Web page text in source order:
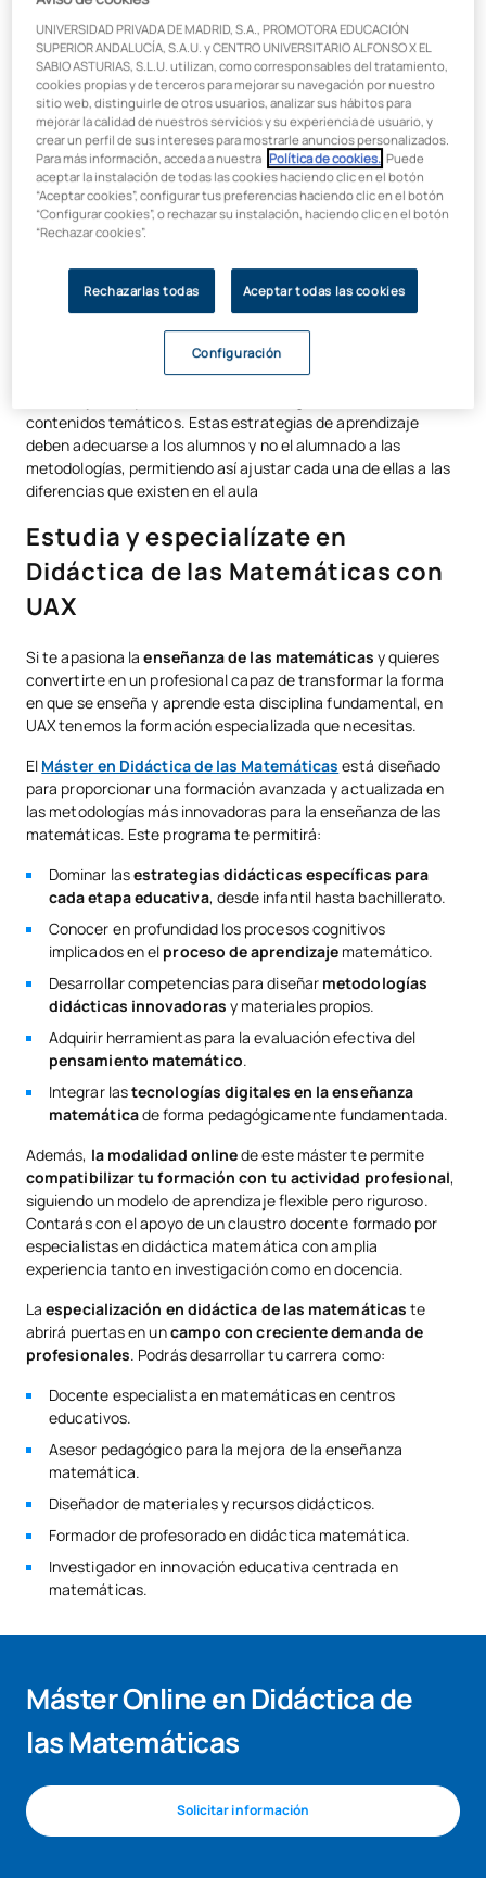
¿cómo aprenden matemáticas los estudiantes?
¿qué obstáculos encuentran en este proceso?
¿qué estrategias resultan más efectivas según la edad y el
nivel educativo?
¿cómo evaluar adecuadamente el aprendizaje
matemático?
Va mucho más allá de ser un simple conjunto de técnicas para
enseñar números y operaciones. Trata de la
proceso de enseñanza aprendizaje del alumnadoy
pretende desarrollar metodologías activas que mejoren la
percepción de éste área de conocimiento, incremente la
motivación y propicie un mejor rendimiento académico.
Para ello, se explorandiferentes metodologías
contenidos temáticos. Estas estrategias de aprendizaje
deben adecuarse a los alumnos y no el alumnado a las
metodologías, permitiendo así ajustar cada una de ellas a las
diferencias que existen en el aula
Estudia y especialízate en
Didáctica de las Matemáticas con
UAX
Si te apasiona laenseñanza de las matemáticas y quieres
convertirte en un profesional capaz de transformar la forma
en que se enseña y aprende esta disciplina fundamental, en
UAX tenemos la formación especializada que necesitas.
El Máster en Didáctica de las Matemáticas está diseñado
para proporcionar una formación avanzada y actualizada en
las metodologías más innovadoras para la enseñanza de las
matemáticas. Este programa te permitirá:
Dominar lasestrategias didácticas específicas para
cada etapa educativa, desde infantil hasta bachillerato.
Conocer en profundidad los procesos cognitivos
implicados en el proceso de aprendizaje matemático.
Desarrollar competencias para diseñarmetodologías
didácticas innovadoras y materiales propios.
Adquirir herramientas para la evaluación efectiva del
pensamiento matemático.
Integrar lastecnologías digitales en la enseñanza
matemáticade forma pedagógicamente fundamentada.
Además, la modalidad onlinede este máster te permite
compatibilizar tu formación con tu actividad profesional,
siguiendo un modelo de aprendizaje flexible pero riguroso.
Contarás con el apoyo de un claustro docente formado por
especialistas en didáctica matemática con amplia
experiencia tanto en investigación como en docencia.
Laespecialización en didáctica de las matemáticaste
abrirá puertas en uncampo con creciente demanda de
profesionales. Podrás desarrollar tu carrera como:
Docente especialista en matemáticas en centros
educativos.
Asesor pedagógico para la mejora de la enseñanza
matemática.
Diseñador de materiales y recursos didácticos.
Formador de profesorado en didáctica matemática.
Investigador en innovación educativa centrada en
matemáticas.
Máster Online en Didáctica de
las Matemáticas
Solicitar información
UNIVERSIDAD PRIVADA DE MADRID, S.A., PROMOTORA EDUCACIÓN
SUPERIOR ANDALUCÍA, S.A.U. y CENTRO UNIVERSITARIO ALFONSO X EL
SABIO ASTURIAS, S.L.U. utilizan, como corresponsables del tratamiento,
cookies propias y de terceros para mejorar su navegación por nuestro
sitio web, distinguirle de otros usuarios, analizar sus hábitos para
mejorar la calidad de nuestros servicios y su experiencia de usuario, y
crear un perfil de sus intereses para mostrarle anuncios personalizados.
Para más información, acceda a nuestra Política de cookies. . Puede
aceptar la instalación de todas las cookies haciendo clic en el botón
“Aceptar cookies”, configurar tus preferencias haciendo clic en el botón
“Configurar cookies”, o rechazar su instalación, haciendo clic en el botón
“Rechazar cookies”.
Rechazarlas todas Aceptar todas las cookies
Configuración